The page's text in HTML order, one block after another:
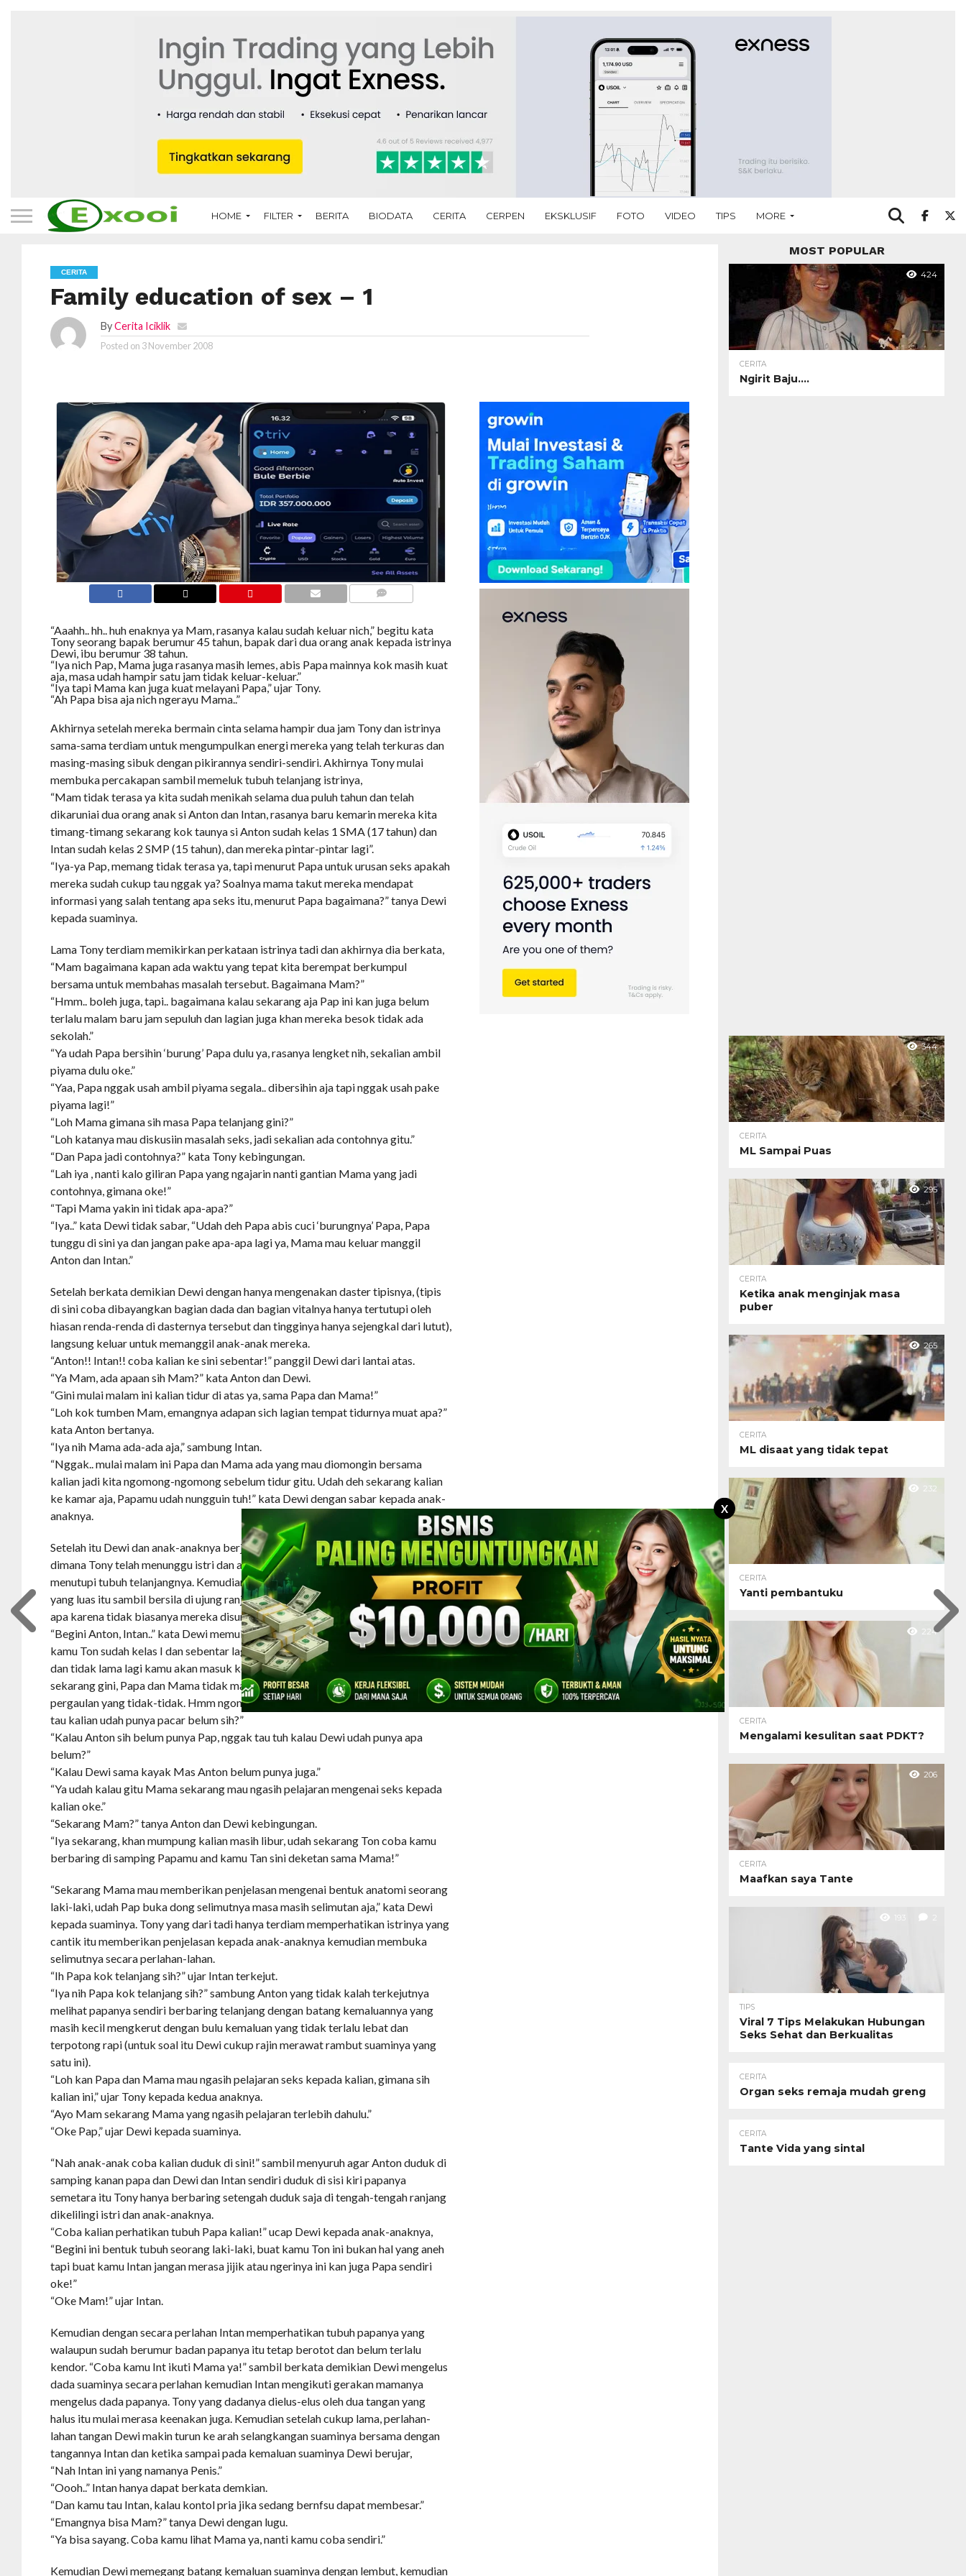
X
HOME FILTER BERITA BIODATA CERITA CERPEN EKSKLUSIF FOTO VIDEO TIPS MORE
CERITA
Family education of sex – 1
By Cerita Iciklik
Posted on 3 November 2008
“Aaahh.. hh.. huh enaknya ya Mam, rasanya kalau sudah keluar nich,” begitu kata
Tony seorang bapak berumur 45 tahun, bapak dari dua orang anak kepada istrinya
Dewi, ibu berumur 38 tahun.
“Iya nich Pap, Mama juga rasanya masih lemes, abis Papa mainnya kok masih kuat
aja, masa udah hampir satu jam tidak keluar-keluar.”
“Iya tapi Mama kan juga kuat melayani Papa,” ujar Tony.
“Ah Papa bisa aja nich ngerayu Mama..”
Akhirnya setelah mereka bermain cinta selama hampir dua jam Tony dan istrinya
sama-sama terdiam untuk mengumpulkan energi mereka yang telah terkuras dan
masing-masing sibuk dengan pikirannya sendiri-sendiri. Akhirnya Tony mulai
membuka percakapan sambil memeluk tubuh telanjang istrinya,
“Mam tidak terasa ya kita sudah menikah selama dua puluh tahun dan telah
dikaruniai dua orang anak si Anton dan Intan, rasanya baru kemarin mereka kita
timang-timang sekarang kok taunya si Anton sudah kelas 1 SMA (17 tahun) dan
Intan sudah kelas 2 SMP (15 tahun), dan mereka pintar-pintar lagi”.
“Iya-ya Pap, memang tidak terasa ya, tapi menurut Papa untuk urusan seks apakah
mereka sudah cukup tau nggak ya? Soalnya mama takut mereka mendapat
informasi yang salah tentang apa seks itu, menurut Papa bagaimana?” tanya Dewi
kepada suaminya.
Lama Tony terdiam memikirkan perkataan istrinya tadi dan akhirnya dia berkata,
“Mam bagaimana kapan ada waktu yang tepat kita berempat berkumpul
bersama untuk membahas masalah tersebut. Bagaimana Mam?”
“Hmm.. boleh juga, tapi.. bagaimana kalau sekarang aja Pap ini kan juga belum
terlalu malam baru jam sepuluh dan lagian juga khan mereka besok tidak ada
sekolah.”
“Ya udah Papa bersihin ‘burung’ Papa dulu ya, rasanya lengket nih, sekalian ambil
piyama dulu oke.”
“Yaa, Papa nggak usah ambil piyama segala.. dibersihin aja tapi nggak usah pake
piyama lagi!”
“Loh Mama gimana sih masa Papa telanjang gini?”
“Loh katanya mau diskusiin masalah seks, jadi sekalian ada contohnya gitu.”
“Dan Papa jadi contohnya?” kata Tony kebingungan.
“Lah iya , nanti kalo giliran Papa yang ngajarin nanti gantian Mama yang jadi
contohnya, gimana oke!”
“Tapi Mama yakin ini tidak apa-apa?”
“Iya..” kata Dewi tidak sabar, “Udah deh Papa abis cuci ‘burungnya’ Papa, Papa
tunggu di sini ya dan jangan pake apa-apa lagi ya, Mama mau keluar manggil
Anton dan Intan.”
Setelah berkata demikian Dewi dengan hanya mengenakan daster tipisnya, (tipis
di sini coba dibayangkan bagian dada dan bagian vitalnya hanya tertutupi oleh
hiasan renda-renda di dasternya tersebut dan tingginya hanya sejengkal dari lutut),
langsung keluar untuk memanggil anak-anak mereka.
“Anton!! Intan!! coba kalian ke sini sebentar!” panggil Dewi dari lantai atas.
“Ya Mam, ada apaan sih Mam?” kata Anton dan Dewi.
“Gini mulai malam ini kalian tidur di atas ya, sama Papa dan Mama!”
“Loh kok tumben Mam, emangnya adapan sich lagian tempat tidurnya muat apa?”
kata Anton bertanya.
“Iya nih Mama ada-ada aja,” sambung Intan.
“Nggak.. mulai malam ini Papa dan Mama ada yang mau diomongin bersama
kalian jadi kita ngomong-ngomong sebelum tidur gitu. Udah deh sekarang kalian
ke kamar aja, Papamu udah nungguin tuh!” kata Dewi dengan sabar kepada anak-
anaknya.
Setelah itu Dewi dan anak-anaknya berjalan menuju ke kamar orang tuanya,
dimana Tony telah menunggu istri dan anak-anaknya sambil berselimut untuk
menutupi tubuh telanjangnya. Kemudian setelah mereka telah berkumpul di kamar
yang luas itu sambil bersila di ujung ranjang kedua anaknya pun menanyakan ada
apa karena tidak biasanya mereka disuruh tidur bersama orang tuanya mereka.
“Begini Anton, Intan..” kata Dewi memulai percakapan, “Kalian kan sudah besar,
kamu Ton sudah kelas I dan sebentar lagi mau kelas II dan kamu Wi sudah kelas II
dan tidak lama lagi kamu akan masuk ke SMA dan kamu tau khan pergaulan kayak
sekarang gini, Papa dan Mama tidak mau kalau kalian terjerumus dengan
pergaulan yang tidak-tidak. Hmm ngomong-ngomong Mama dan Papa pengen
tau kalian udah punya pacar belum sih?”
“Kalau Anton sih belum punya Pap, nggak tau tuh kalau Dewi udah punya apa
belum?”
“Kalau Dewi sama kayak Mas Anton belum punya juga.”
“Ya udah kalau gitu Mama sekarang mau ngasih pelajaran mengenai seks kepada
kalian oke.”
“Sekarang Mam?” tanya Anton dan Dewi kebingungan.
“Iya sekarang, khan mumpung kalian masih libur, udah sekarang Ton coba kamu
berbaring di samping Papamu and kamu Tan sini deketan sama Mama!”
“Sekarang Mama mau memberikan penjelasan mengenai bentuk anatomi seorang
laki-laki, udah Pap buka dong selimutnya masa masih selimutan aja,” kata Dewi
kepada suaminya. Tony yang dari tadi hanya terdiam memperhatikan istrinya yang
cantik itu memberikan penjelasan kepada anak-anaknya kemudian membuka
selimutnya secara perlahan-lahan.
“Ih Papa kok telanjang sih?” ujar Intan terkejut.
“Iya nih Papa kok telanjang sih?” sambung Anton yang tidak kalah terkejutnya
melihat papanya sendiri berbaring telanjang dengan batang kemaluannya yang
masih kecil mengkerut dengan bulu kemaluan yang tidak terlalu lebat dan
terpotong rapi (untuk soal itu Dewi cukup rajin merawat rambut suaminya yang
satu ini).
“Loh kan Papa dan Mama mau ngasih pelajaran seks kepada kalian, gimana sih
kalian ini,” ujar Tony kepada kedua anaknya.
“Ayo Mam sekarang Mama yang ngasih pelajaran terlebih dahulu.”
“Oke Pap,” ujar Dewi kepada suaminya.
“Nah anak-anak coba kalian duduk di sini!” sambil menyuruh agar Anton duduk di
samping kanan papa dan Dewi dan Intan sendiri duduk di sisi kiri papanya
semetara itu Tony hanya berbaring setengah duduk saja di tengah-tengah ranjang
dikelilingi istri dan anak-anaknya.
“Coba kalian perhatikan tubuh Papa kalian!” ucap Dewi kepada anak-anaknya,
“Begini ini bentuk tubuh seorang laki-laki, buat kamu Ton ini bukan hal yang aneh
tapi buat kamu Intan jangan merasa jijik atau ngerinya ini kan juga Papa sendiri
oke!”
“Oke Mam!” ujar Intan.
Kemudian dengan secara perlahan Intan memperhatikan tubuh papanya yang
walaupun sudah berumur badan papanya itu tetap berotot dan belum terlalu
kendor. “Coba kamu Int ikuti Mama ya!” sambil berkata demikian Dewi mengelus
dada suaminya secara perlahan kemudian Intan mengikuti gerakan mamanya
mengelus dada papanya. Tony yang dadanya dielus-elus oleh dua tangan yang
halus itu mulai merasa keenakan juga. Kemudian setelah cukup lama, perlahan-
lahan tangan Dewi makin turun ke arah selangkangan suaminya bersama dengan
tangannya Intan dan ketika sampai pada kemaluan suaminya Dewi berujar,
“Nah Intan ini yang namanya Penis.”
“Oooh..” Intan hanya dapat berkata demkian.
“Dan kamu tau Intan, kalau kontol pria jika sedang bernfsu dapat membesar.”
“Emangnya bisa Mam?” tanya Dewi dengan lugu.
“Ya bisa sayang. Coba kamu lihat Mama ya, nanti kamu coba sendiri.”
Kemudian Dewi memegang batang kemaluan suaminya dengan lembut, kemudian
MOST POPULAR
424
CERITA
Ngirit Baju….
344
CERITA
ML Sampai Puas
295
CERITA
Ketika anak menginjak masa
puber
265
CERITA
ML disaat yang tidak tepat
232
CERITA
Yanti pembantuku
224
CERITA
Mengalami kesulitan saat PDKT?
206
CERITA
Maafkan saya Tante
193 2
TIPS
Viral 7 Tips Melakukan Hubungan
Seks Sehat dan Berkualitas
CERITA
Organ seks remaja mudah greng
CERITA
Tante Vida yang sintal